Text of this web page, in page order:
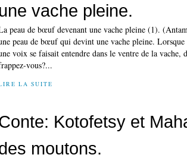
vache pleine.
peau de bœuf devenant une vache pleine (1).
peau de bœuf qui devint une vache pleine.
voix se faisait entendre dans le ventre de la vache,
vous?...
LA SUITE
Kotofetsy et
moutons.